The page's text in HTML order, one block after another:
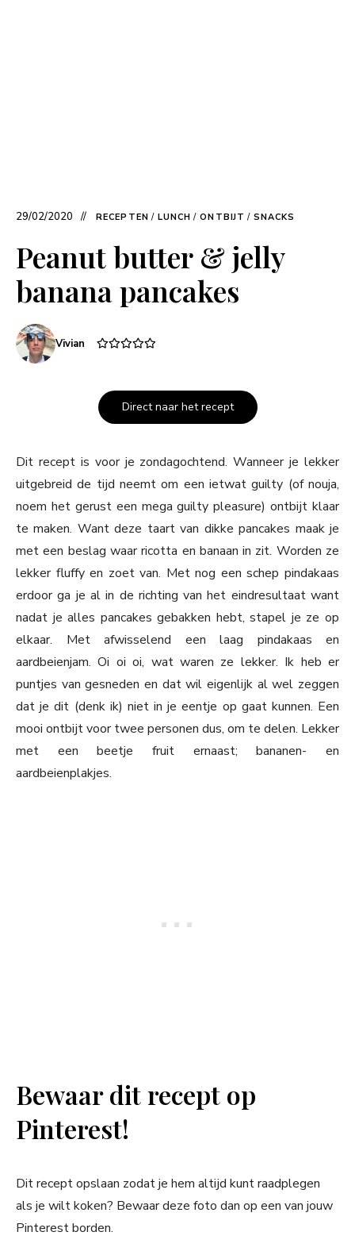
29/02/2020 RECEPTEN / LUNCH / ONTBIJT / SNACKS
Peanut butter & jelly
banana pancakes
Vivian
Direct naar het recept
Dit recept is voor je zondagochtend. Wanneer je lekker
uitgebreid de tijd neemt om een ietwat guilty (of nouja,
noem het gerust een mega guilty pleasure) ontbijt klaar
te maken. Want deze taart van dikke pancakes maak je
met een beslag waar ricotta en banaan in zit. Worden ze
lekker fluffy en zoet van. Met nog een schep pindakaas
erdoor ga je al in de richting van het eindresultaat want
nadat je alles pancakes gebakken hebt, stapel je ze op
elkaar. Met afwisselend een laag pindakaas en
aardbeienjam. Oi oi oi, wat waren ze lekker. Ik heb er
puntjes van gesneden en dat wil eigenlijk al wel zeggen
dat je dit (denk ik) niet in je eentje op gaat kunnen. Een
mooi ontbijt voor twee personen dus, om te delen. Lekker
met een beetje fruit ernaast; bananen- en
aardbeienplakjes.
Bewaar dit recept op
Pinterest!
Dit recept opslaan zodat je hem altijd kunt raadplegen
als je wilt koken? Bewaar deze foto dan op een van jouw
Pinterest borden.